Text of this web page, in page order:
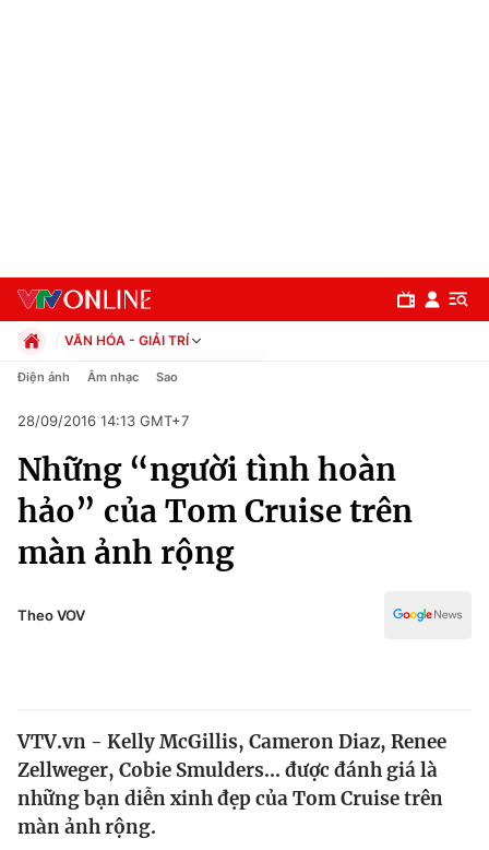
Chuyên mục
Chính trị
Xã hội
Pháp luật
Thế giới
Tin tức
Thế giới đó đây
Kinh tế
VĂN HÓA - GIẢI TRÍ
Chính trị
Pháp luật
Kinh tế
Thể thao
Truyền hình
Văn hóa - Giải trí
Điện ảnh Âm nhạc Sao
28/09/2016 14:13 GMT+7
Những “người tình hoàn
hảo” của Tom Cruise trên
màn ảnh rộng
Theo VOV
VTV.vn - Kelly McGillis, Cameron Diaz, Renee
Zellweger, Cobie Smulders... được đánh giá là
những bạn diễn xinh đẹp của Tom Cruise trên
màn ảnh rộng.